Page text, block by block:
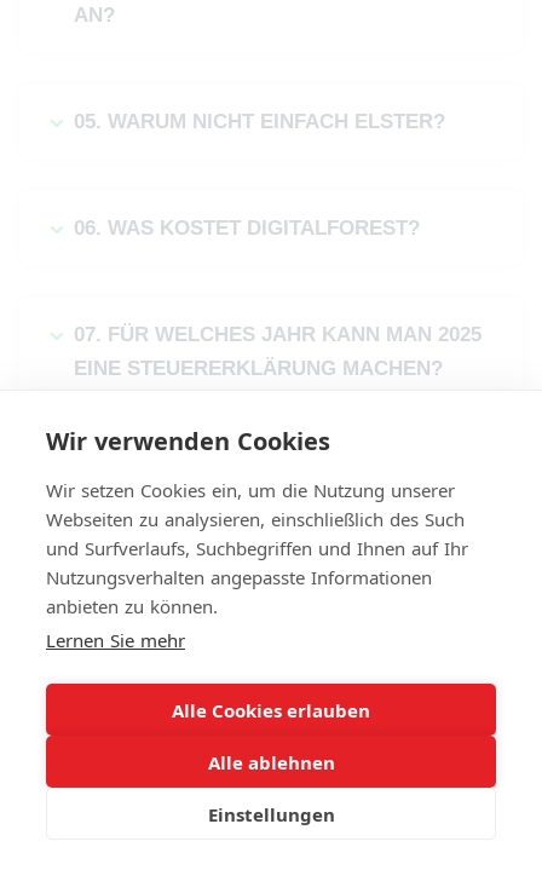
Wir verwenden Cookies
Wir setzen Cookies ein, um die Nutzung unserer
Webseiten zu analysieren, einschließlich des Such
und Surfverlaufs, Suchbegriffen und Ihnen auf Ihr
Nutzungsverhalten angepasste Informationen
anbieten zu können.
Lernen Sie mehr
Alle Cookies erlauben
Alle ablehnen
Einstellungen
AN?
05. WARUM NICHT EINFACH ELSTER?
06. WAS KOSTET DIGITALFOREST?
07. FÜR WELCHES JAHR KANN MAN 2025
EINE STEUERERKLÄRUNG MACHEN?